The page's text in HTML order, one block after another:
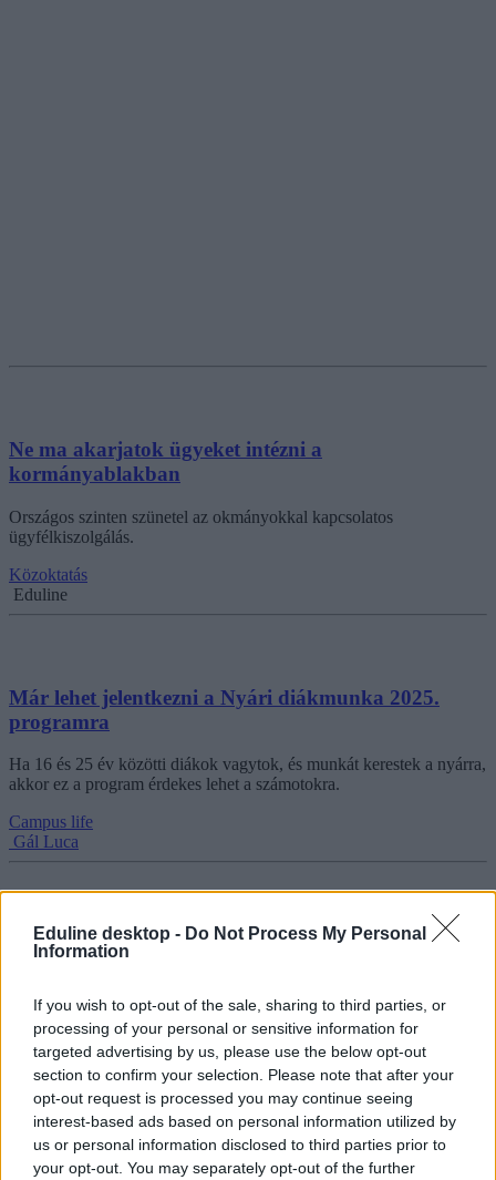
Eduline desktop - Do Not Process My Personal
Information
If you wish to opt-out of the sale, sharing to third parties, or
processing of your personal or sensitive information for
targeted advertising by us, please use the below opt-out
section to confirm your selection. Please note that after your
opt-out request is processed you may continue seeing
interest-based ads based on personal information utilized by
us or personal information disclosed to third parties prior to
your opt-out. You may separately opt-out of the further
Ne ma akarjatok ügyeket intézni a
kormányablakban
Országos szinten szünetel az okmányokkal kapcsolatos
ügyfélkiszolgálás.
Közoktatás
Eduline
Már lehet jelentkezni a Nyári diákmunka 2025.
programra
Ha 16 és 25 év közötti diákok vagytok, és munkát kerestek a nyárra,
akkor ez a program érdekes lehet a számotokra.
Campus life
Gál Luca
Ekkor lehet megnézni a kijavított érettségiket, ha
Mutatjuk, mikor lesz a megtekintés.
Érettségi-felvételi
Gál Luca
A több tízmilliós tartozások miatt továbbra sem